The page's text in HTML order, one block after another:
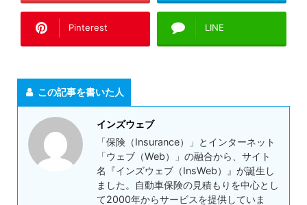
Pinterest LINE
この記事を書いた人
インズウェブ
「保険（Insurance）」とインターネット
「ウェブ（Web）」の融合から、サイト
名『インズウェブ（InsWeb）』が誕生し
ました。自動車保険の見積もりを中心とし
て2000年からサービスを提供していま